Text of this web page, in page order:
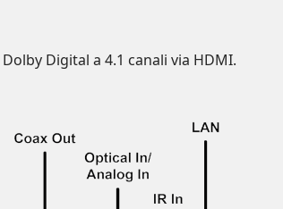
Digital a 4.1 canali via HDMI.